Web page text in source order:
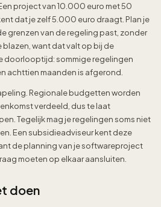
project van 10.000 euro met 50
dat je zelf 5.000 euro draagt. Plan je
grenzen van de regeling past, zonder
want dat valt op bij de
doorlooptijd: sommige regelingen
achttien maanden is afgerond.
Regionale budgetten worden
verdeeld, dus te laat
Tegelijk mag je regelingen soms niet
Een subsidieadviseur kent deze
de planning van je softwareproject
moeten op elkaar aansluiten.
doen